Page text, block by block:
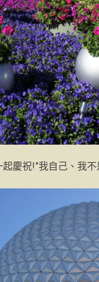
慶祝!”我自己、我